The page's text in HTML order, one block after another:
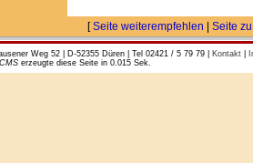
[Seite weiterempfehlen Seite
Weg 52 | D-52355 Düren | Tel 02421 / 5 79 79 | Kontakt|
erzeugte diese Seite in 0.015 Sek.